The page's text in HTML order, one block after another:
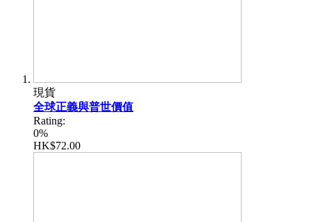
現貨
全球正義與普世價值
Rating:
0%
HK$72.00